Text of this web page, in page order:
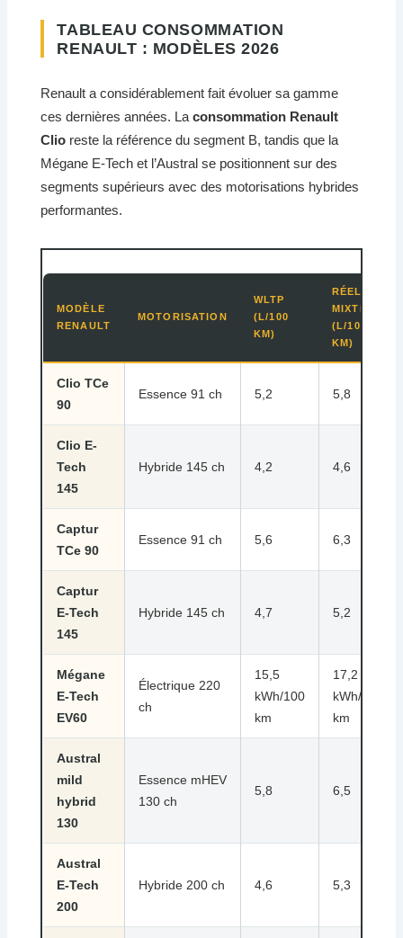
TABLEAU CONSOMMATION
RENAULT : MODÈLES 2026
Renault a considérablement fait évoluer sa gamme
ces dernières années. Laconsommation Renault
Clio reste la référence du segment B, tandis que la
Mégane E-Tech et l’Austral se positionnent sur des
segments supérieurs avec des motorisations hybrides
performantes.
MODÈLE
RENAULT
MOTORISATION
WLTP
(L/100
KM)
RÉELLE
MIXTE
(L/100
KM)
Clio TCe
90
Essence 91 ch 5,2 5,8
Clio E-
Tech
145
Hybride 145 ch 4,2 4,6
Captur
TCe 90
Essence 91 ch 5,6 6,3
Captur
E-Tech
145
Hybride 145 ch 4,7 5,2
Mégane
E-Tech
EV60
Électrique 220
ch
15,5
kWh/100
km
17,2
kWh/100
km
Austral
mild
hybrid
130
Essence mHEV
130 ch
5,8 6,5
Austral
E-Tech
200
Hybride 200 ch 4,6 5,3